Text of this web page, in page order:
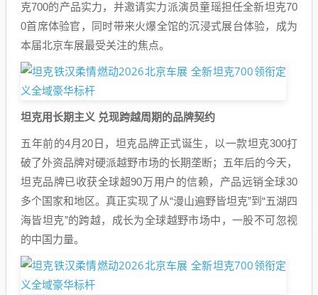
克700的产品实力，并邀请实力派演员童瑶担任全新坦克70
0首席体验官，同时带来火爆全馆的沉浸式展台体验，成为
本届北京车展最受关注的焦点。
坦克用长期主义 兑现跨越周期的品牌契约
五年前的4月20日，坦克品牌正式诞生，以一款坦克300打
破了外资品牌对硬派越野市场的长期垄断；五年后的今天，
坦克品牌已收获全球超90万用户的信赖，产品远销全球30
多个国家和地区。真正实现了从“漫山遍野皆坦克”到“五湖四
海皆坦克”的跨越，成长为全球越野市场中，一股不可忽视
的中国力量。